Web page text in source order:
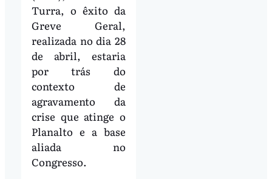
Turra, o êxito da
Greve Geral,
realizada no dia 28
de abril, estaria
por trás do
contexto de
agravamento da
crise que atinge o
Planalto e a base
aliada no
Congresso.